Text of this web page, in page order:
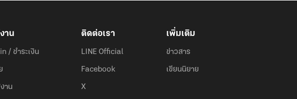
าน
/ ชำระเงิน
าน
ติดต่อเรา
LINE Official
Facebook
X
เพิ่มเติม
ข่าวสาร
เขียนนิยาย